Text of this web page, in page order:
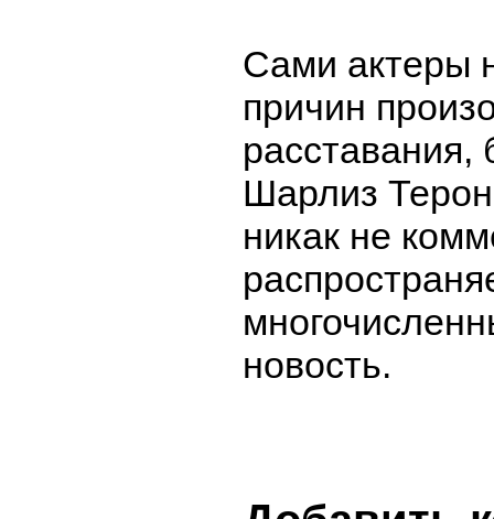
Сами актеры
причин
расставания,
Шарлиз
никак не
новость.